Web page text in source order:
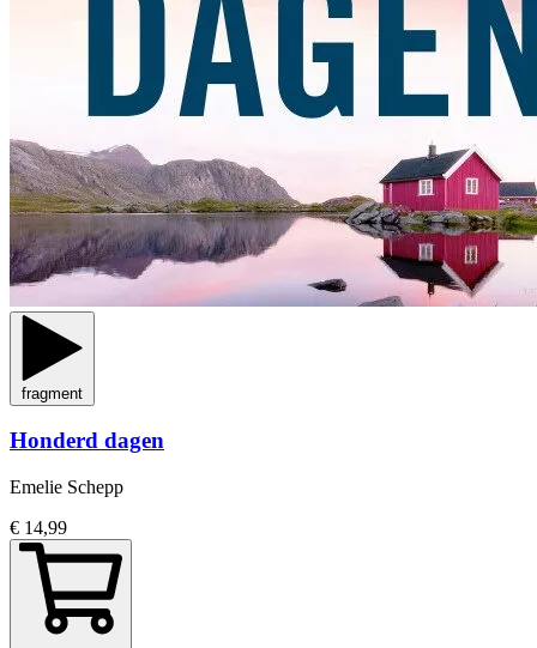
fragment
Honderd dagen
Emelie Schepp
€ 14,99